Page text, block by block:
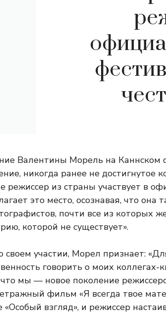
Валентины Морель на Каннском
никогда ранее не достигнутое
режиссер из страны участвует в
это место, осознавая, что она
почти все из которых
которой не существует».
своем участии, Морел признает:
говорить о моих
мы — новое поколение
фильм «Я всегда твое
«Особый взгляд», и режиссер